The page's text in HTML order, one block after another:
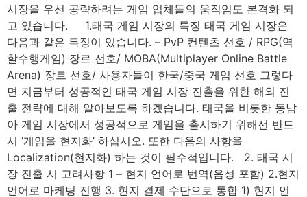
시장을 우선 공략하려는 게임 업체들의 움직임도 본격화 되
고 있습니다. 1.태국 게임 시장의 특징 태국 게임 시장은
다음과 같은 특징이 있습니다. – PvP 컨텐츠 선호 / RPG(역
할수행게임) 장르 선호/ MOBA(Multiplayer Online Battle
Arena) 장르 선호/ 사용자들이 한국/중국 게임 선호 그렇다
면 지금부터 성공적인 태국 게임 시장 진출을 위한 해외 진
출 전략에 대해 알아보도록 하겠습니다. 태국을 비롯한 동남
아 게임 시장에서 성공적으로 게임을 출시하기 위해선 반드
시 ​‘게임을 현지화’ 하십시오. 또한 다음의 사항을
Localization(현지화) 하는 것이 필수적입니다. 2. 태국 시
장 진출 시 고려사항 1 – 현지 언어로 번역(음성 포함) 2.현지
언어로 마케팅 진행 3. 현지 결제 수단으로 통합 1) 현지 언